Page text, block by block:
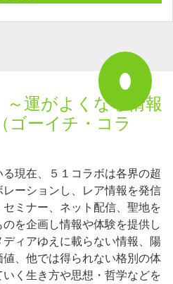
運がよくなる情報
ゴーイチ・コラ
現在、５１コラボは各界の超
ーションし、レア情報を発信
ミナー、ネット配信、聖地を
を企画し情報や体験を提供し
ィアゆえに載らない情報、陽
、他では得られない格別の体
く生き方や思想・哲学などを